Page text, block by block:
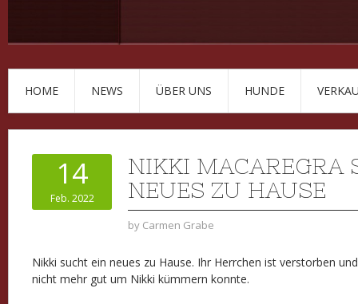
HOME NEWS ÜBER UNS HUNDE
14
Feb. 2022
NIKKI MACAREGRA
NEUES ZU HAUSE
by Carmen Grabe
Nikki sucht ein neues zu Hause. Ihr Herrchen ist verstorben
nicht mehr gut um Nikki kümmern konnte.